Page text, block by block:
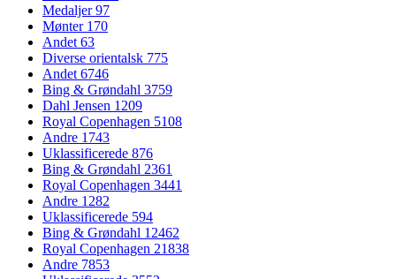
Medaljer97
Mønter 170
Andet63
Diverse orientalsk 775
Andet6746
Bing & Grøndahl 3759
Dahl Jensen 1209
Royal Copenhagen 5108
Andre 1743
Uklassificerede 876
Bing & Grøndahl 2361
Royal Copenhagen 3441
Andre 1282
Uklassificerede 594
Bing & Grøndahl 12462
Royal Copenhagen 21838
Andre 7853